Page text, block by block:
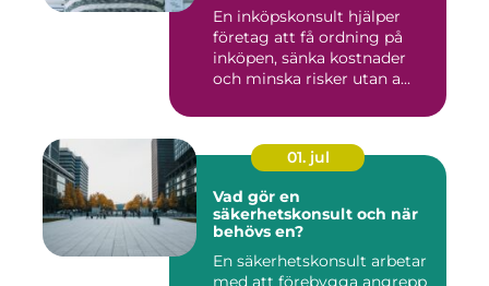
En inköpskonsult hjälper
företag att få ordning på
inköpen, sänka kostnader
och minska risker utan a...
01. jul
Vad gör en
säkerhetskonsult och när
behövs en?
En säkerhetskonsult arbetar
med att förebygga angrepp